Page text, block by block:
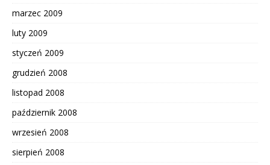
marzec 2009
luty 2009
styczeń 2009
grudzień 2008
listopad 2008
październik 2008
wrzesień 2008
sierpień 2008